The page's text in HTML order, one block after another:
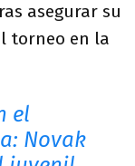
asegurar su
torneo en la
el
Novak